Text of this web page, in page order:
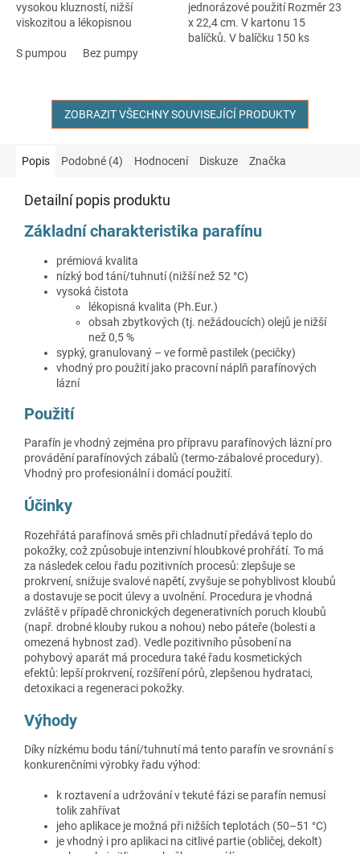
vysokou kluzností, nižší
viskozitou a lékopisnou
S pumpou
Bez pumpy
jednorázové použití Rozměr 23
x 22,4 cm. V kartonu 15
balíčků. V balíčku 150 ks
ZOBRAZIT VŠECHNY SOUVISEJÍCÍ PRODUKTY
Popis Podobné (4) Hodnocení Diskuze Značka
Detailní popis produktu
Základní charakteristika parafínu
prémiová kvalita
nízký bod tání/tuhnutí (nižší než 52 °C)
vysoká čistota
lékopisná kvalita (Ph.Eur.)
obsah zbytkových (tj. nežádoucích) olejů je nižší
než 0,5 %
sypký, granulovaný – ve formě pastilek (pecičky)
vhodný pro použití jako pracovní náplň parafínových
lázní
Použití
Parafín je vhodný zejména pro přípravu parafínových lázní pro
provádění parafínových zábalů (termo-zábalové procedury).
Vhodný pro profesionální i domácí použití.
Účinky
Rozehřátá parafínová směs při chladnutí předává teplo do
pokožky, což způsobuje intenzivní hloubkové prohřátí. To má
za následek celou řadu pozitivních procesů: zlepšuje se
prokrvení, snižuje svalové napětí, zvyšuje se pohyblivost kloubů
a dostavuje se pocit úlevy a uvolnění. Procedura je vhodná
zvláště v případě chronických degenerativních poruch kloubů
(např. drobné klouby rukou a nohou) nebo páteře (bolesti a
omezená hybnost zad). Vedle pozitivního působení na
pohybový aparát má procedura také řadu kosmetických
efektů: lepší prokrvení, rozšíření pórů, zlepšenou hydrataci,
detoxikaci a regeneraci pokožky.
Výhody
Díky nízkému bodu tání/tuhnutí má tento parafín ve srovnání s
konkurenčními výrobky řadu výhod:
k roztavení a udržování v tekuté fázi se parafín nemusí
tolik zahřívat
jeho aplikace je možná při nižších teplotách (50–51 °C)
je vhodný i pro aplikaci na citlivé partie (obličej, dekolt)